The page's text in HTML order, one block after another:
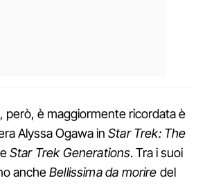
però, è maggiormente ricordata è
Alyssa Ogawa in Star Trek: The
eStar Trek Generations. Tra i suoi
ancheBellissima da morire del